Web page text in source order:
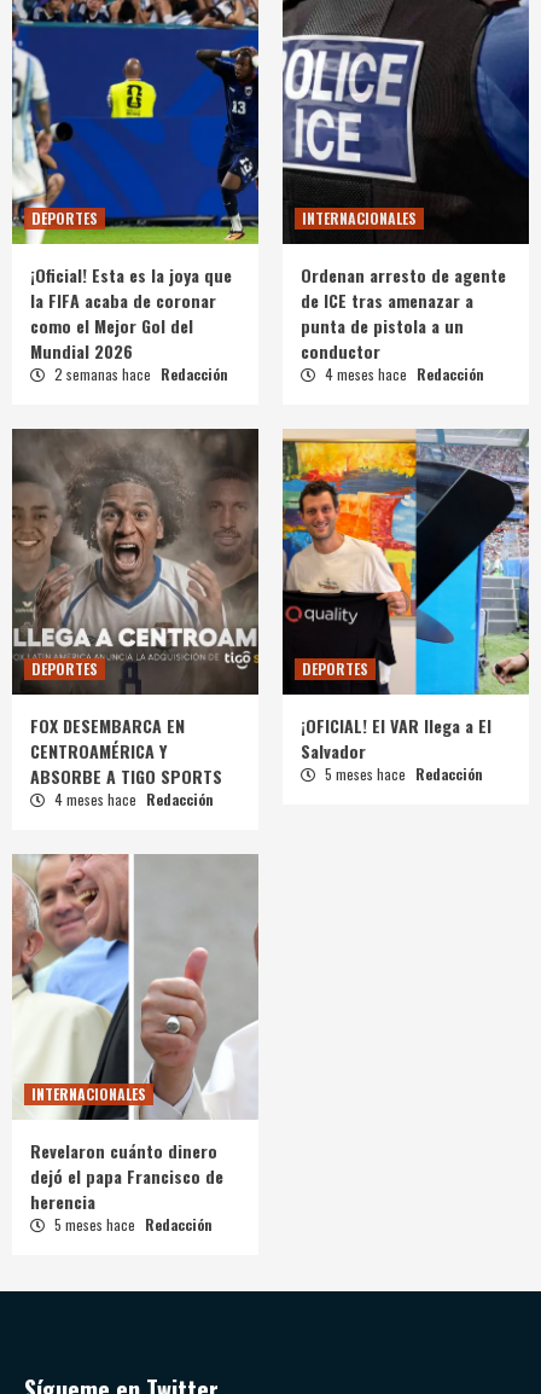
DEPORTES
¡Oficial! Esta es la joya que
la FIFA acaba de coronar
como el Mejor Gol del
Mundial 2026
2 semanas hace Redacción
INTERNACIONALES
Ordenan arresto de agente
de ICE tras amenazar a
punta de pistola a un
conductor
4 meses hace Redacción
DEPORTES
FOX DESEMBARCA EN
CENTROAMÉRICA Y
ABSORBE A TIGO SPORTS
4 meses hace Redacción
DEPORTES
¡OFICIAL! El VAR llega a El
Salvador
5 meses hace Redacción
INTERNACIONALES
Revelaron cuánto dinero
dejó el papa Francisco de
herencia
5 meses hace Redacción